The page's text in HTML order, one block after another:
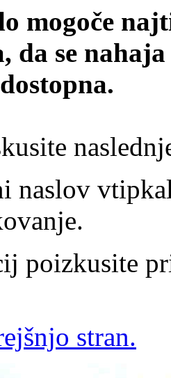
mogoče
da se
naslov
poizkusite
stran.